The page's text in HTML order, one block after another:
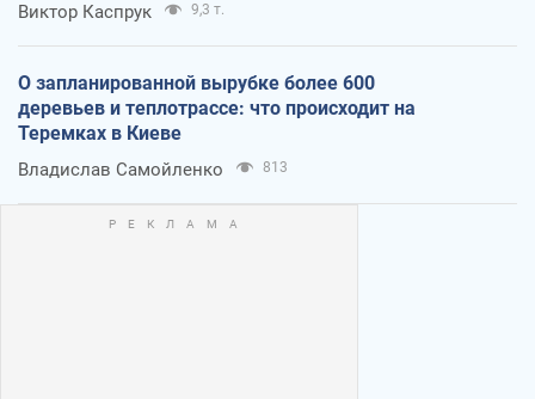
Виктор Каспрук 9,3 т.
О запланированной вырубке более 600
деревьев и теплотрассе: что происходит на
Теремках в Киеве
Владислав Самойленко 813